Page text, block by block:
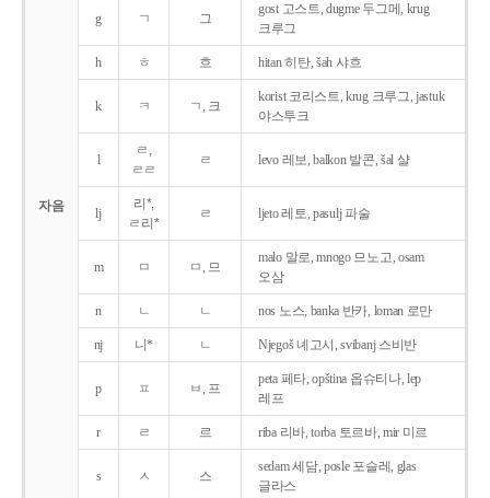
자음
g ㄱ 그
gost 고스트, dugme 두그메, krug
크루그
h ㅎ 흐 hitan 히탄, šah 샤흐
k ㅋ ㄱ, 크
korist 코리스트, krug 크루그, jastuk
야스투크
l
ㄹ,
ㄹㄹ
ㄹ levo 레보, balkon 발콘, šal 샬
lj
리*,
ㄹ리*
ㄹ ljeto 레토, pasulj 파술
m ㅁ ㅁ, 므
malo 말로, mnogo 므노고, osam
오삼
n ㄴ ㄴ nos 노스, banka 반카, loman 로만
nj 니* ㄴ Njegoš 녜고시, svibanj 스비반
p ㅍ ㅂ, 프
peta 페타, opština 옵슈티나, lep
레프
r ㄹ 르 riba 리바, torba 토르바, mir 미르
s ㅅ 스
sedam 세담, posle 포슬레, glas
글라스